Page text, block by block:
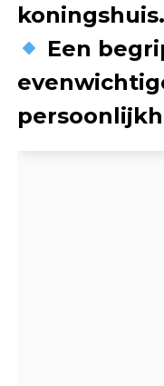
koningshuis.
Een